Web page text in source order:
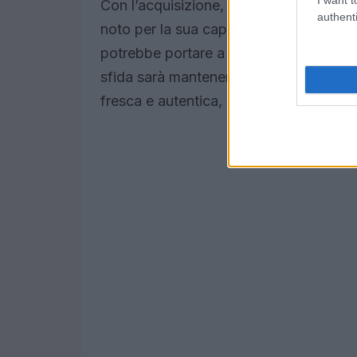
Con l’acquisizione, molti si chiedono
noto per la sua capacità di innovare e
potrebbe portare a nuove linee di
sfida sarà mantenere intatta l’identità
fresca e autentica, senza perdere il